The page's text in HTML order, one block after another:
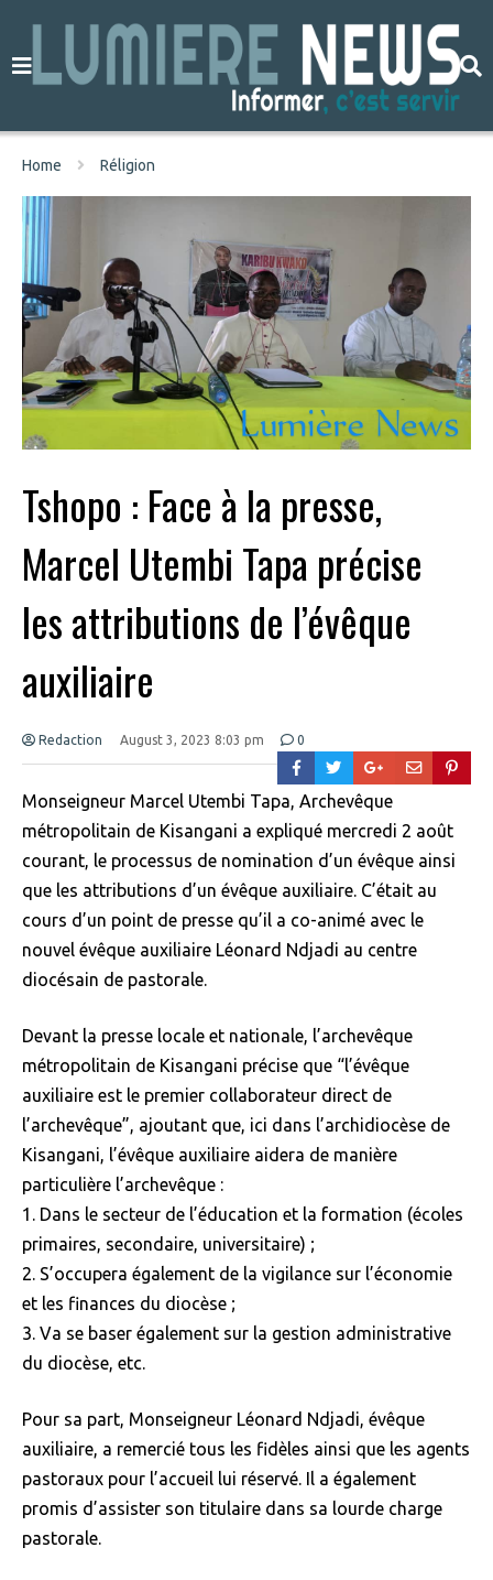
Home Réligion
Tshopo : Face à la presse,
Marcel Utembi Tapa précise
les attributions de l’évêque
auxiliaire
Redaction August 3, 2023 8:03 pm 0
Monseigneur Marcel Utembi Tapa, Archevêque
métropolitain de Kisangani a expliqué mercredi 2 août
courant, le processus de nomination d’un évêque ainsi
que les attributions d’un évêque auxiliaire. C’était au
cours d’un point de presse qu’il a co-animé avec le
nouvel évêque auxiliaire Léonard Ndjadi au centre
diocésain de pastorale.
Devant la presse locale et nationale, l’archevêque
métropolitain de Kisangani précise que “l’évêque
auxiliaire est le premier collaborateur direct de
l’archevêque”, ajoutant que, ici dans l’archidiocèse de
Kisangani, l’évêque auxiliaire aidera de manière
particulière l’archevêque :
1. Dans le secteur de l’éducation et la formation (écoles
primaires, secondaire, universitaire) ;
2. S’occupera également de la vigilance sur l’économie
et les finances du diocèse ;
3. Va se baser également sur la gestion administrative
du diocèse, etc.
Pour sa part, Monseigneur Léonard Ndjadi, évêque
auxiliaire, a remercié tous les fidèles ainsi que les agents
pastoraux pour l’accueil lui réservé. Il a également
promis d’assister son titulaire dans sa lourde charge
pastorale.